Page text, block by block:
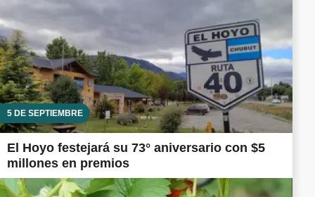
5 DE SEPTIEMBRE
El Hoyo festejará su 73° aniversario con $5
millones en premios